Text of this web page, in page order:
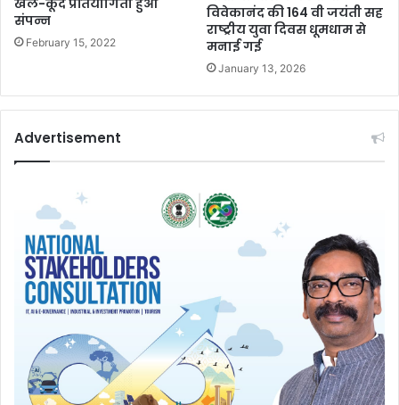
संपन्न
February 15, 2022
विवेकानंद की 164 वी जयंती सह
राष्ट्रीय युवा दिवस धूमधाम से
मनाई गई
January 13, 2026
Advertisement